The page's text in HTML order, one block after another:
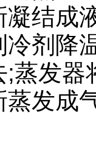
结成
剂降
蒸发
发成